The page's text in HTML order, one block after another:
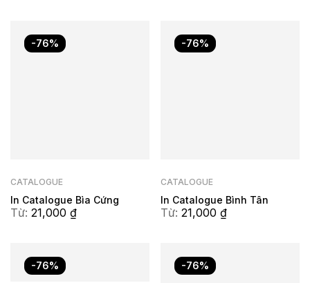
-76%
CATALOGUE
In Catalogue Bìa Cứng
Từ: 21,000 ₫
-76%
CATALOGUE
In Catalogue Bình Tân
Từ: 21,000 ₫
-76% -76%